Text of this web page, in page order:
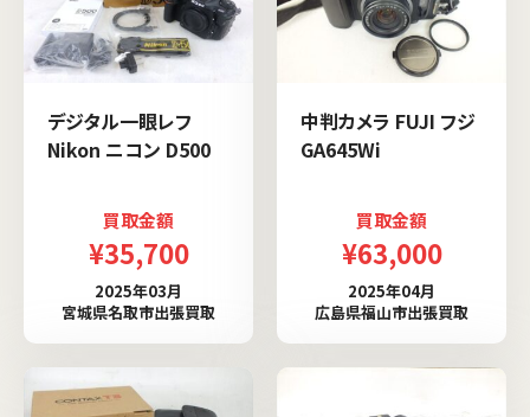
デジタル一眼レフ
Nikon ニコン D500
買取金額
¥35,700
2025年03月
宮城県名取市出張買取
中判カメラ FUJI フジ
GA645Wi
買取金額
¥63,000
2025年04月
広島県福山市出張買取